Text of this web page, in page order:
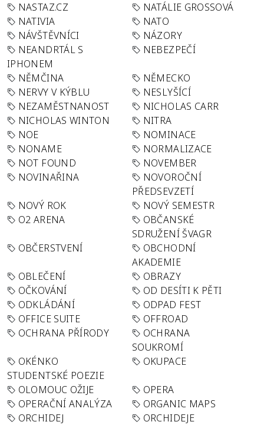
NASTAZ.CZ
NATÁLIE GROSSOVÁ
NATIVIA
NATO
NÁVŠTĚVNÍCI
NÁZORY
NEANDRTÁL S
IPHONEM
NEBEZPEČÍ
NĚMČINA
NĚMECKO
NERVY V KÝBLU
NESLYŠÍCÍ
NEZAMĚSTNANOST
NICHOLAS CARR
NICHOLAS WINTON
NITRA
NOE
NOMINACE
NONAME
NORMALIZACE
NOT FOUND
NOVEMBER
NOVINAŘINA
NOVOROČNÍ
PŘEDSEVZETÍ
NOVÝ ROK
NOVÝ SEMESTR
O2 ARENA
OBČANSKÉ
SDRUŽENÍ ŠVAGR
OBČERSTVENÍ
OBCHODNÍ
AKADEMIE
OBLEČENÍ
OBRAZY
OČKOVÁNÍ
OD DESÍTI K PĚTI
ODKLÁDÁNÍ
ODPAD FEST
OFFICE SUITE
OFFROAD
OCHRANA PŘÍRODY
OCHRANA
SOUKROMÍ
OKÉNKO
STUDENTSKÉ POEZIE
OKUPACE
OLOMOUC OŽIJE
OPERA
OPERAČNÍ ANALÝZA
ORGANIC MAPS
ORCHIDEJ
ORCHIDEJE